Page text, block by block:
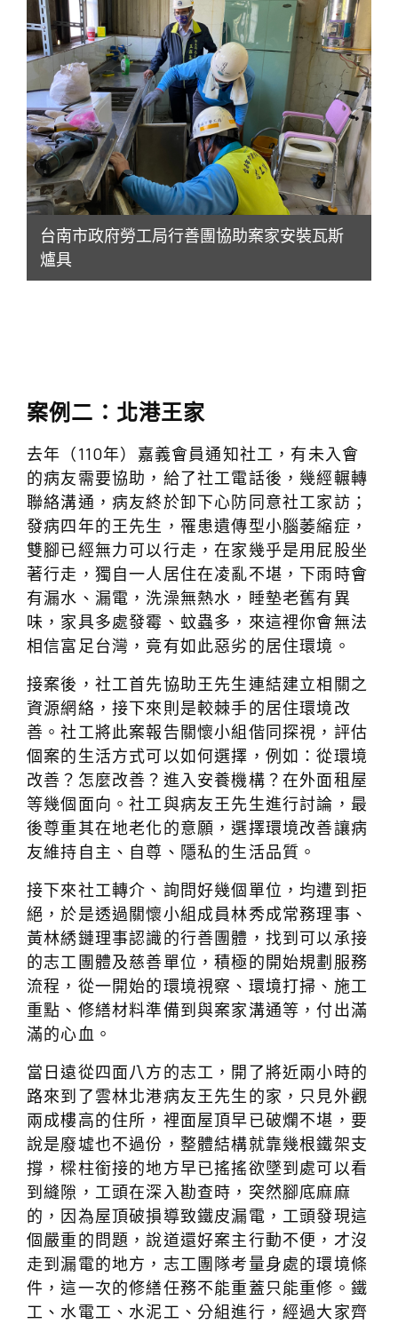
台南市政府勞工局行善團協助案家安裝瓦斯
爐具
案例二：北港王家
去年（110年）嘉義會員通知社工，有未入會
的病友需要協助，給了社工電話後，幾經輾轉
聯絡溝通，病友終於卸下心防同意社工家訪；
發病四年的王先生，罹患遺傳型小腦萎縮症，
雙腳已經無力可以行走，在家幾乎是用屁股坐
著行走，獨自一人居住在凌亂不堪，下雨時會
有漏水、漏電，洗澡無熱水，睡墊老舊有異
味，家具多處發霉、蚊蟲多，來這裡你會無法
相信富足台灣，竟有如此惡劣的居住環境。
接案後，社工首先協助王先生連結建立相關之
資源網絡，接下來則是較棘手的居住環境改
善。社工將此案報告關懷小組偕同探視，評估
個案的生活方式可以如何選擇，例如：從環境
改善？怎麼改善？進入安養機構？在外面租屋
等幾個面向。社工與病友王先生進行討論，最
後尊重其在地老化的意願，選擇環境改善讓病
友維持自主、自尊、隱私的生活品質。
接下來社工轉介、詢問好幾個單位，均遭到拒
絕，於是透過關懷小組成員林秀成常務理事、
黃林綉鏈理事認識的行善團體，找到可以承接
的志工團體及慈善單位，積極的開始規劃服務
流程，從一開始的環境視察、環境打掃、施工
重點、修繕材料準備到與案家溝通等，付出滿
滿的心血。
當日遠從四面八方的志工，開了將近兩小時的
路來到了雲林北港病友王先生的家，只見外觀
兩成樓高的住所，裡面屋頂早已破爛不堪，要
說是廢墟也不過份，整體結構就靠幾根鐵架支
撐，樑柱銜接的地方早已搖搖欲墜到處可以看
到縫隙，工頭在深入勘查時，突然腳底麻麻
的，因為屋頂破損導致鐵皮漏電，工頭發現這
個嚴重的問題，說道還好案主行動不便，才沒
走到漏電的地方，志工團隊考量身處的環境條
件，這一次的修繕任務不能重蓋只能重修。鐵
工、水電工、水泥工、分組進行，經過大家齊